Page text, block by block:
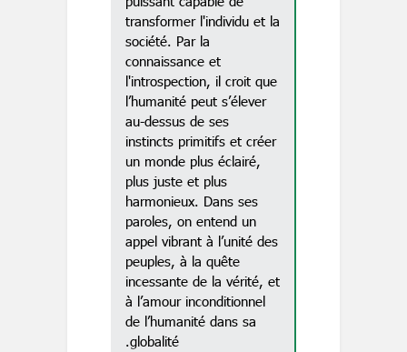
transformer l'individu et la
société. Par la
connaissance et
l'introspection, il croit que
l’humanité peut s’élever
au-dessus de ses
instincts primitifs et créer
un monde plus éclairé,
plus juste et plus
harmonieux. Dans ses
paroles, on entend un
appel vibrant à l’unité des
peuples, à la quête
incessante de la vérité, et
à l’amour inconditionnel
de l’humanité dans sa
globalité.